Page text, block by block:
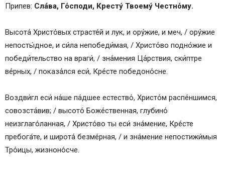
Припев: Сла́ва, Го́споди, Кресту́ Твоему́ Честно́му.
Высота́ Христо́вых страсте́й и лук, и ору́жие, и меч, / ору́жие
непосты́дное, и си́ла непобеди́мая, / Христо́во подно́жие и
победи́тельство на враги́, / зна́мения Ца́рствия, ски́птре
ве́рных, / показа́лся еси́, Кре́сте победоно́сне.
Воздви́гл еси́ на́ше па́дшее естество́, Христо́м распе́ншимся,
совозста́вив; / высото́ Боже́ственная, глубино́
неизглаго́ланная, / Христо́во ты еси́ зна́мение, Кре́сте
пребога́те, и широта́ безме́рная, / и зна́мение непостижи́мыя
Тро́ицы, жизноно́сче.